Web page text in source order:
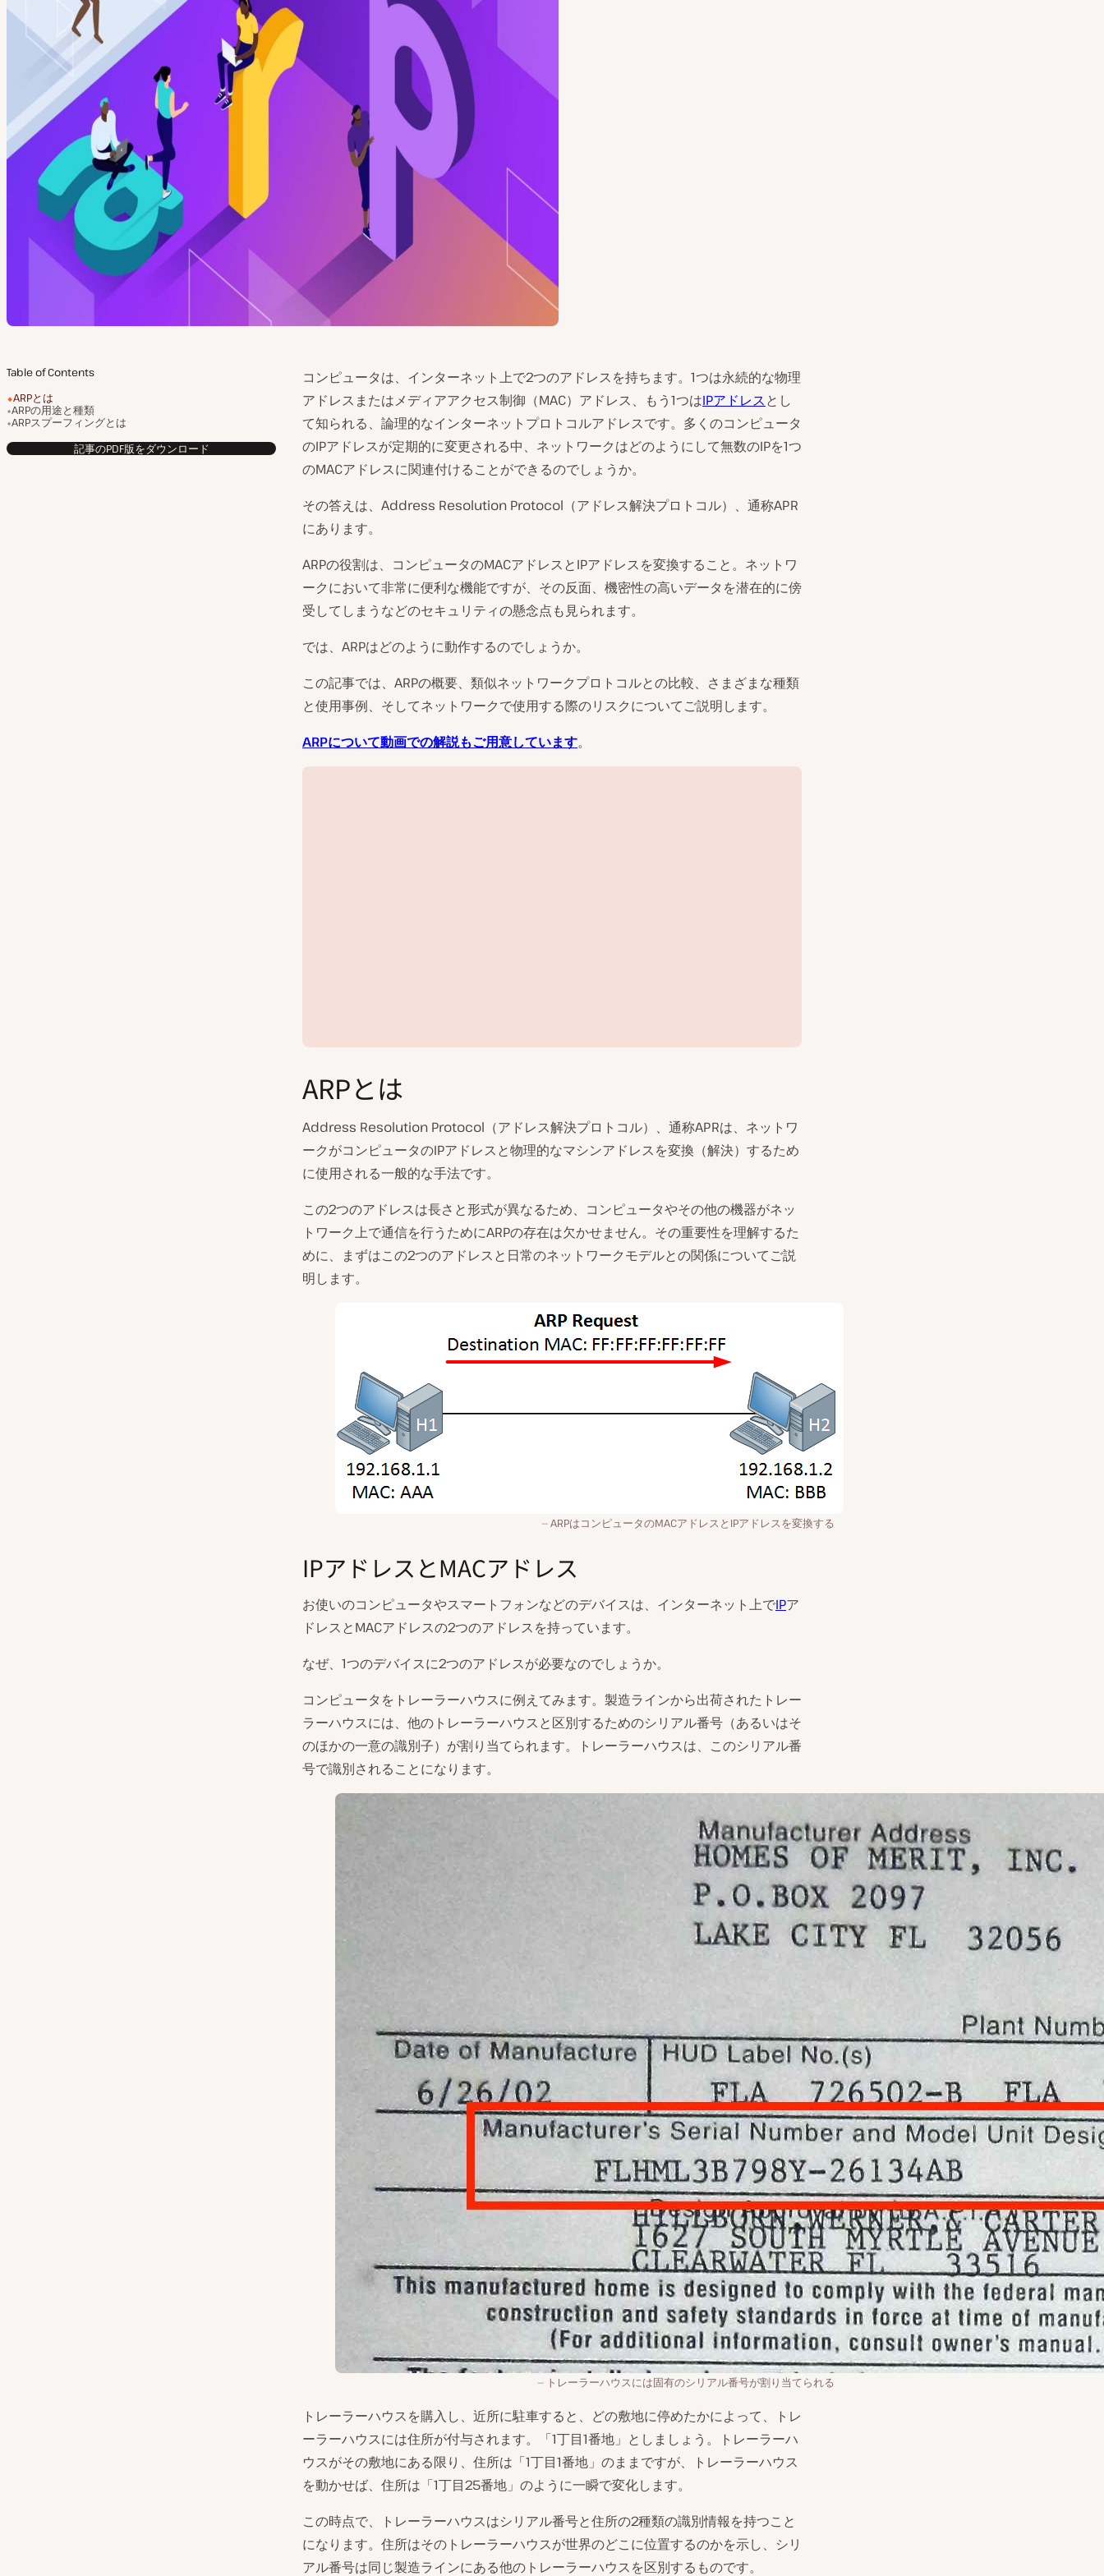
Table of Contents
ARPとは
ARPの用途と種類
ARPスプーフィングとは
記事のPDF版をダウンロード
コンピュータは、インターネット上で2つのアドレスを持ちます。1つは永続的な物理
アドレスまたはメディアアクセス制御（MAC）アドレス、もう1つはIPアドレスとし
て知られる、論理的なインターネットプロトコルアドレスです。多くのコンピュータ
のIPアドレスが定期的に変更される中、ネットワークはどのようにして無数のIPを1つ
のMACアドレスに関連付けることができるのでしょうか。
その答えは、Address Resolution Protocol（アドレス解決プロトコル）、通称APR
にあります。
ARPの役割は、コンピュータのMACアドレスとIPアドレスを変換すること。ネットワ
ークにおいて非常に便利な機能ですが、その反面、機密性の高いデータを潜在的に傍
受してしまうなどのセキュリティの懸念点も見られます。
では、ARPはどのように動作するのでしょうか。
この記事では、ARPの概要、類似ネットワークプロトコルとの比較、さまざまな種類
と使用事例、そしてネットワークで使用する際のリスクについてご説明します。
ARPについて動画での解説もご用意しています。
画
を
生
ARPとは
Address Resolution Protocol（アドレス解決プロトコル）、通称APRは、ネットワ
ークがコンピュータのIPアドレスと物理的なマシンアドレスを変換（解決）するため
に使用される一般的な手法です。
この2つのアドレスは長さと形式が異なるため、コンピュータやその他の機器がネッ
トワーク上で通信を行うためにARPの存在は欠かせません。その重要性を理解するた
めに、まずはこの2つのアドレスと日常のネットワークモデルとの関係についてご説
明します。
ARPはコンピュータのMACアドレスとIPアドレスを変換する
IPアドレスとMACアドレス
お使いのコンピュータやスマートフォンなどのデバイスは、インターネット上でIPア
ドレスとMACアドレスの2つのアドレスを持っています。
なぜ、1つのデバイスに2つのアドレスが必要なのでしょうか。
コンピュータをトレーラーハウスに例えてみます。製造ラインから出荷されたトレー
ラーハウスには、他のトレーラーハウスと区別するためのシリアル番号（あるいはそ
のほかの一意の識別子）が割り当てられます。トレーラーハウスは、このシリアル番
号で識別されることになります。
トレーラーハウスには固有のシリアル番号が割り当てられる
トレーラーハウスを購入し、近所に駐車すると、どの敷地に停めたかによって、トレ
ーラーハウスには住所が付与されます。「1丁目1番地」としましょう。トレーラーハ
ウスがその敷地にある限り、住所は「1丁目1番地」のままですが、トレーラーハウス
を動かせば、住所は「1丁目25番地」のように一瞬で変化します。
この時点で、トレーラーハウスはシリアル番号と住所の2種類の識別情報を持つこと
になります。住所はそのトレーラーハウスが世界のどこに位置するのかを示し、シリ
アル番号は同じ製造ラインにある他のトレーラーハウスを区別するものです。